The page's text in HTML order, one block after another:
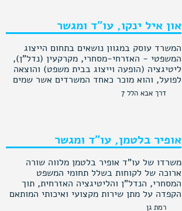
און איל ינקו, עו"ד ומגשר
המשרד עוסק במגוון נושאים בתחום הייצוג
המשפטי - האזרחי-מסחרי, מקרקעין (נדל"ן),
ליטיגציה (הופעה וייצוג בבית משפט) והוצאה
לפועל, והוא מוכר כאחד המשרדים אשר שמים
דגש על מתן יחס אישי ללקוח.
ובעלי נכסי דלא ניידי וכן לקוחות פרטיים.
האינטרנט של המשרד:
http://www.yancu-law.co.il/
דרך אבא הלל 7
אופיר בלטמן, עו"ד ומגשר
משרדו של עו"ד אופיר בלטמן מלווה שורה
ארוכה של לקוחות בשלל תחומי המשפט
המסחרי, הנדל"ן והליטיגציה האזרחית, תוך
הקפדה על מתן שירות מקצועי ואיכותי המותאם
באופן אישי לכל לקוח.
רמת גן